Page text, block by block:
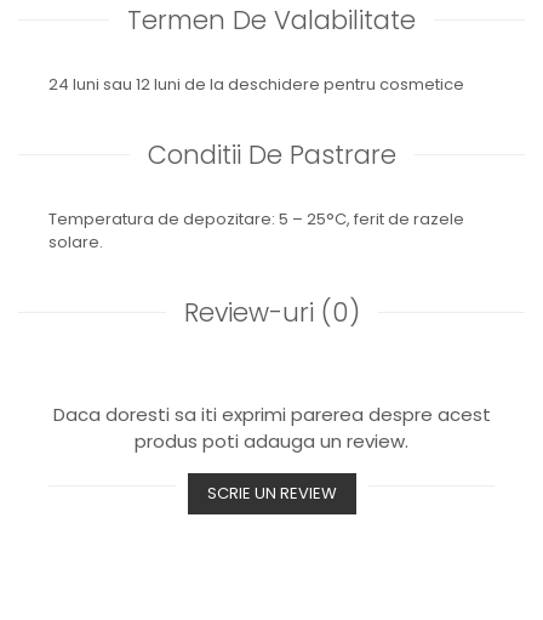
Termen De Valabilitate
24 luni sau 12 luni de la deschidere pentru cosmetice
Conditii De Pastrare
Temperatura de depozitare: 5 – 25°C, ferit de razele
solare.
Review-uri (0)
Daca doresti sa iti exprimi parerea despre acest
produs poti adauga un review.
SCRIE UN REVIEW